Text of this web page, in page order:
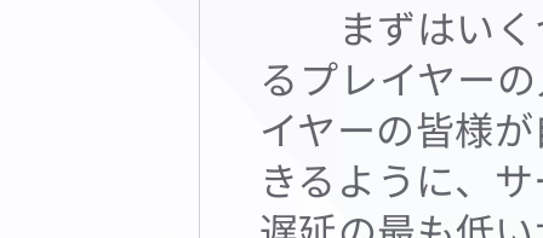
まずはいく
るプレイヤー
イヤーの皆様
きるように、